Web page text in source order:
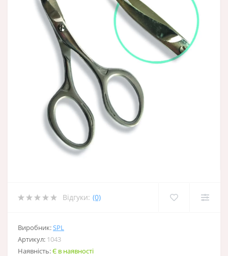
Відгуки: (0)
Виробник:SPL
Артикул: 1043
Наявність:Є в наявності